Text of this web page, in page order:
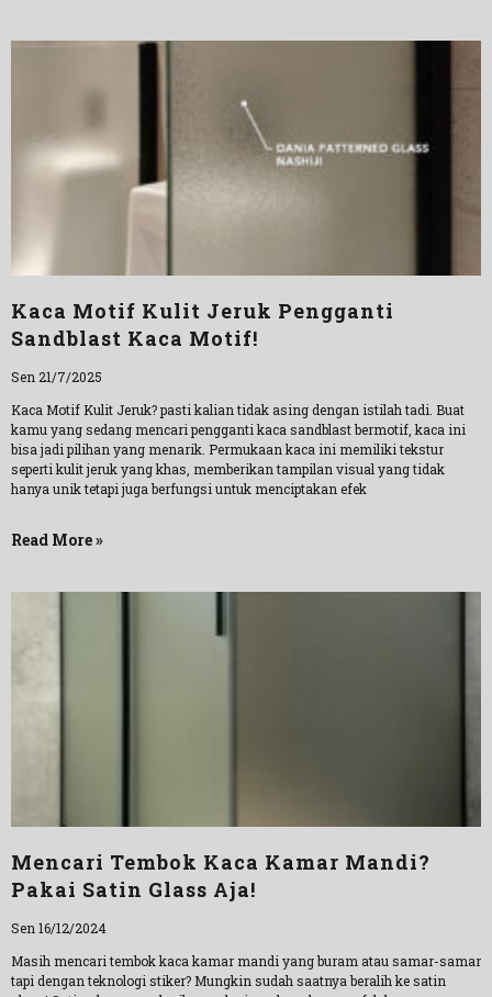
Kaca Motif Kulit Jeruk Pengganti
Sandblast Kaca Motif!
Sen 21/7/2025
Kaca Motif Kulit Jeruk? pasti kalian tidak asing dengan istilah tadi. Buat
kamu yang sedang mencari pengganti kaca sandblast bermotif, kaca ini
bisa jadi pilihan yang menarik. Permukaan kaca ini memiliki tekstur
seperti kulit jeruk yang khas, memberikan tampilan visual yang tidak
hanya unik tetapi juga berfungsi untuk menciptakan efek
Read More »
Mencari Tembok Kaca Kamar Mandi?
Pakai Satin Glass Aja!
Sen 16/12/2024
Masih mencari tembok kaca kamar mandi yang buram atau samar-samar
tapi dengan teknologi stiker? Mungkin sudah saatnya beralih ke satin